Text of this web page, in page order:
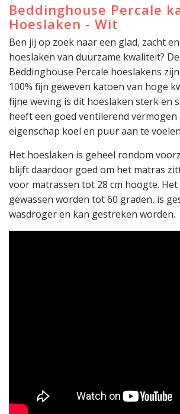
Beddinghouse Percale
Hoeslaken - Wit
Ben jij op zoek naar een glad, zacht
hoeslaken van duurzame kwaliteit?
Beddinghouse Percale hoeslakens
100% fijn geweven katoen van hoge
fijne weving is dit hoeslaken sterk en
heeft een goed ventilerend vermogen
eigenschap koel en puur aan te
Het hoeslaken is geheel rondom
blijft daardoor goed om het matras
voor matrassen tot 28 cm hoogte.
gewassen worden tot 60 graden, is
wasdroger en kan gestreken worden.